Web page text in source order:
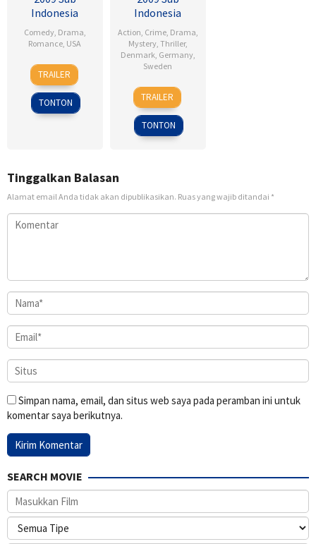
Indonesia
Comedy, Drama,
Romance, USA
6
Feb
2009
Ken
Kwapis
TRAILER
TONTON
Indonesia
Action, Crime, Drama,
Mystery, Thriller,
Denmark, Germany,
Sweden
18
Sep
2009
Daniel
Alfredson
TRAILER
TONTON
Tinggalkan Balasan
Alamat email Anda tidak akan dipublikasikan. Ruas yang wajib ditandai *
Simpan nama, email, dan situs web saya pada peramban ini untuk
komentar saya berikutnya.
SEARCH MOVIE